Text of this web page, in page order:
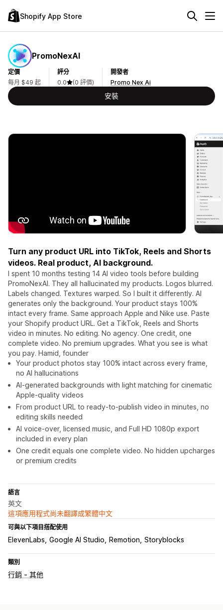
Shopify App Store
PromoNexAI
定價
每月 $49 起
評分
0.0
(0 評價)
開發者
Promo Nex Ai
安裝
Turn any product URL into TikTok, Reels and Shorts
videos. Real product, AI background.
I spent 10 months testing 14 AI video tools before building
PromoNexAI. They all hallucinated my products. Logos blurred.
Labels changed. Textures warped. So I built it differently. AI
generates only the background. Your product stays 100%
intact every frame. Same approach Apple and Nike use. Paste
your Shopify product URL. Get a TikTok, Reels and Shorts
video in minutes. No editing. No agency. One credit, one
complete video. No premium upgrades. What you see is what
you pay. Hamid, founder
Your product photos stay 100% intact across every frame,
no AI hallucinations
AI-generated backgrounds with light matching for cinematic
Apple-quality videos
From product URL to ready-to-publish video in minutes, no
editing skills needed
AI voice-over, licensed music, and Full HD 1080p export
included in every plan
One credit equals one complete video. No hidden upcharges
or premium credits
語言
英文
這項應用程式尚未翻譯成繁體中文
可與以下項目搭配使用
ElevenLabs Google AI Studio Remotion Storyblocks
類別
行銷 - 其他